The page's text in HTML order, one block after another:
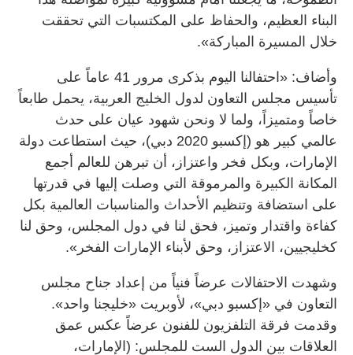
البناء العظيم، والحفاظ على المكتسبات التي تحققت
خلال المسيرة المباركة».
وأضاف: «احتفالنا اليوم بذكرى مرور 41 عاماً على
تأسيس مجلس التعاون لدول الخليج العربية، يحمل طابعاً
خاصاً ومتميزاً، ولما لا ونحن شهود عيان على حدث
عالمي كبير هو (إكسبو 2020 دبي)، حيث استطاعت دولة
الإمارات، وبكل فخر واعتزاز، أن تبرهن للعالم أجمع
المكانة الكبيرة والمرموقة التي وصلت إليها في قدرتها
على استضافة وتنظيم الأحداث والمناسبات العالمية بكل
كفاءة واقتدار وتميز، فحق لنا في دول المجلس، وحق لنا
كخليجيين، الاعتزاز، وحق لأبناء الإمارات الفخر».
وشهدت الاحتفالات عرضاً فنياً من إعداد جناح مجلس
التعاون في «إكسبو دبي»، لأوبريت «خليجنا واحد».
وقدمت فرقة التلفزيون للفنون عرضاً عكس عمق
العلاقات بين الدول الست للمجلس: (الإمارات،